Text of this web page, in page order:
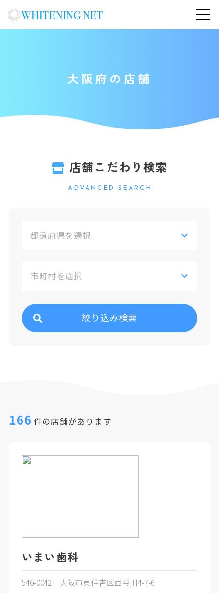
大阪府の店舗
店舗こだわり検索
ADVANCED SEARCH
絞り込み検索
166 件の店舗があります
いまい歯科
546-0042 大阪市東住吉区西今川4-7-6